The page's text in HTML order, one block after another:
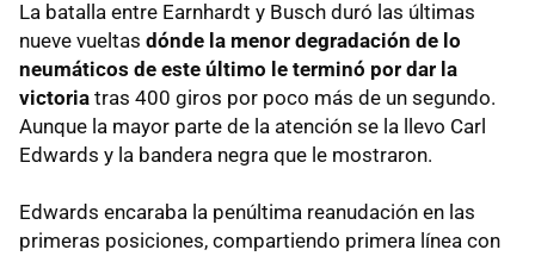
La batalla entre Earnhardt y Busch duró las últimas
nueve vueltas dónde la menor degradación de lo
neumáticos de este último le terminó por dar la
victoria tras 400 giros por poco más de un segundo.
Aunque la mayor parte de la atención se la llevo Carl
Edwards y la bandera negra que le mostraron.
Edwards encaraba la penúltima reanudación en las
primeras posiciones, compartiendo primera línea con